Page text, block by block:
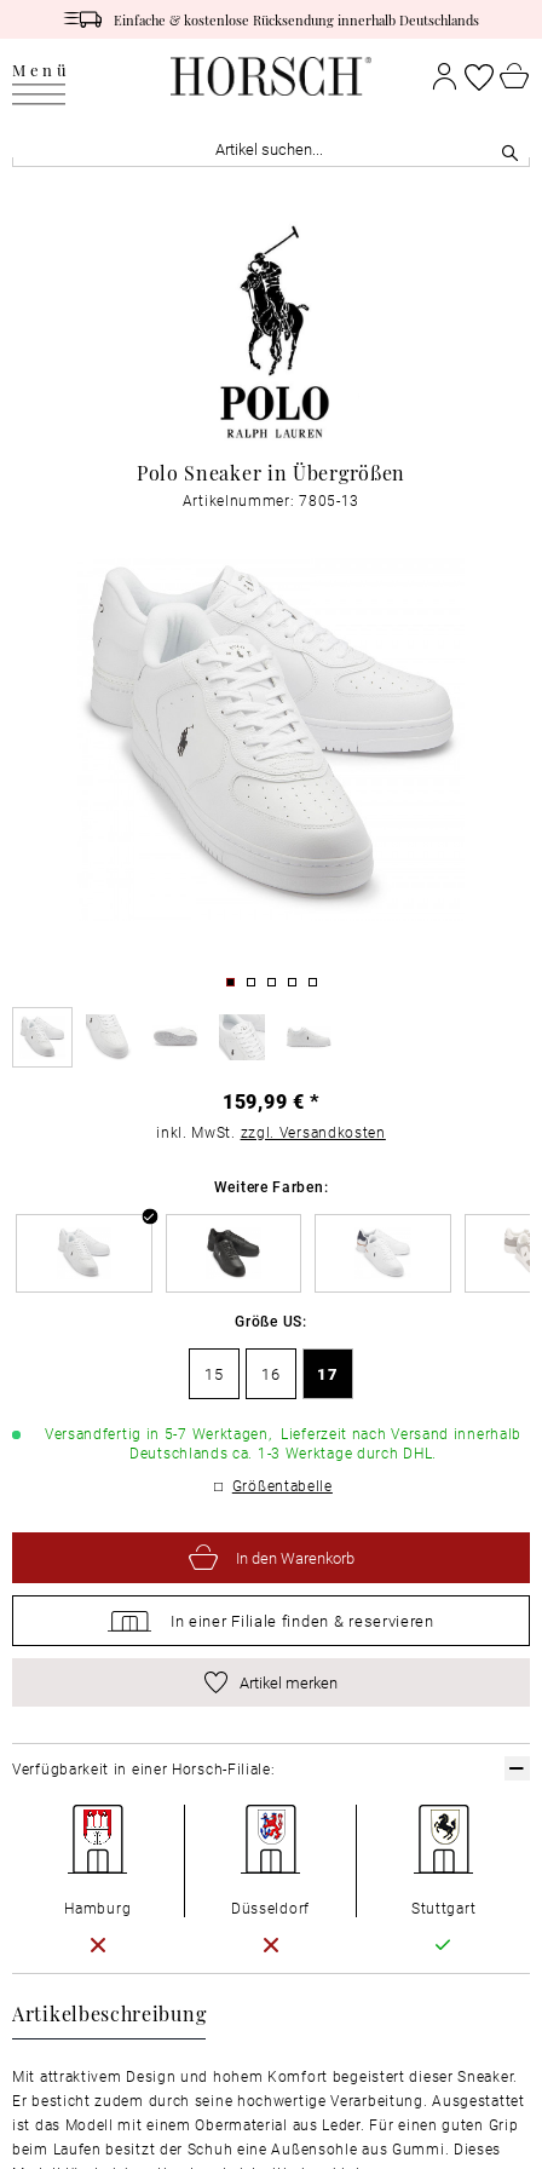
Einfache & kostenlose Rücksendung innerhalb Deutschlands
Menü
Polo Sneaker in Übergrößen
Artikelnummer: 7805-13
159,99 € *
inkl. MwSt. zzgl. Versandkosten
Weitere Farben:
Größe US:
15 16 17
Versandfertig in 5-7 Werktagen, Lieferzeit nach Versand innerhalb
Deutschlands ca. 1-3 Werktage durch DHL.
Größentabelle
In den Warenkorb
In einer Filiale finden & reservieren
Artikel merken
Artikelbeschreibung
Mit attraktivem Design und hohem Komfort begeistert dieser Sneaker.
Er besticht zudem durch seine hochwertige Verarbeitung. Ausgestattet
ist das Modell mit einem Obermaterial aus Leder. Für einen guten Grip
beim Laufen besitzt der Schuh eine Außensohle aus Gummi. Dieses
Verfügbarkeit in einer Horsch-Filiale:
Hamburg Düsseldorf Stuttgart